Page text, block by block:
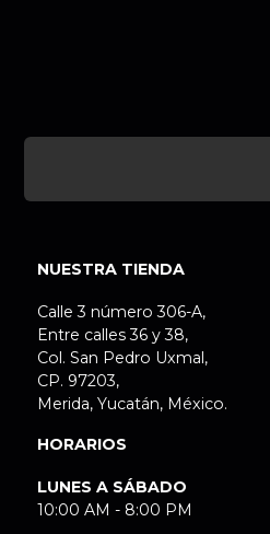
NUESTRA TIENDA
Calle 3 número 306-A,
Entre calles 36 y 38,
Col. San Pedro Uxmal,
CP. 97203,
Merida, Yucatán, México.
HORARIOS
LUNES A SÁBADO
10:00 AM - 8:00 PM